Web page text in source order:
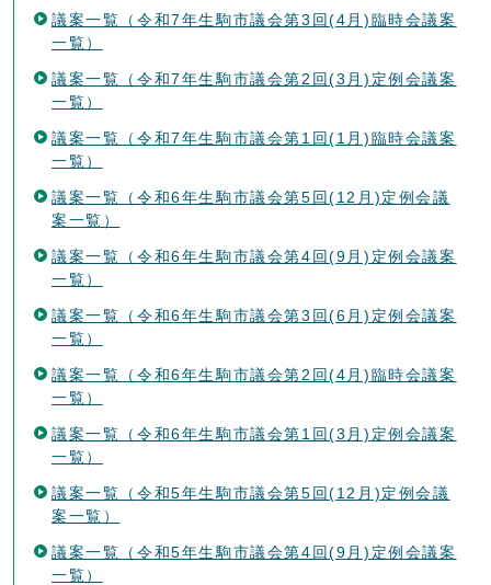
議案一覧（令和7年生駒市議会第3回(4月)臨時会議案
一覧）
議案一覧（令和7年生駒市議会第2回(3月)定例会議案
一覧）
議案一覧（令和7年生駒市議会第1回(1月)臨時会議案
一覧）
議案一覧（令和6年生駒市議会第5回(12月)定例会議
案一覧）
議案一覧（令和6年生駒市議会第4回(9月)定例会議案
一覧）
議案一覧（令和6年生駒市議会第3回(6月)定例会議案
一覧）
議案一覧（令和6年生駒市議会第2回(4月)臨時会議案
一覧）
議案一覧（令和6年生駒市議会第1回(3月)定例会議案
一覧）
議案一覧（令和5年生駒市議会第5回(12月)定例会議
案一覧）
議案一覧（令和5年生駒市議会第4回(9月)定例会議案
一覧）